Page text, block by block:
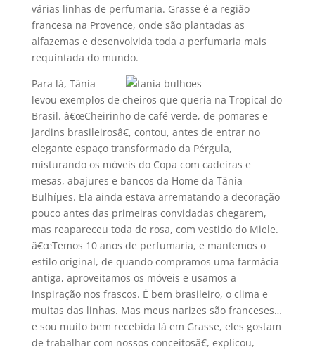
várias linhas de perfumaria. Grasse é a região
francesa na Provence, onde são plantadas as
alfazemas e desenvolvida toda a perfumaria mais
requintada do mundo.
Para lá, Tânia
levou exemplos de cheiros que queria na Tropical do
Brasil. â€œCheirinho de café verde, de pomares e
jardins brasileirosâ€, contou, antes de entrar no
elegante espaço transformado da Pérgula,
misturando os móveis do Copa com cadeiras e
mesas, abajures e bancos da Home da Tânia
Bulhíµes. Ela ainda estava arrematando a decoração
pouco antes das primeiras convidadas chegarem,
mas reapareceu toda de rosa, com vestido do Miele.
â€œTemos 10 anos de perfumaria, e mantemos o
estilo original, de quando compramos uma farmácia
antiga, aproveitamos os móveis e usamos a
inspiração nos frascos. É bem brasileiro, o clima e
muitas das linhas. Mas meus narizes são franceses…
e sou muito bem recebida lá em Grasse, eles gostam
de trabalhar com nossos conceitosâ€, explicou,